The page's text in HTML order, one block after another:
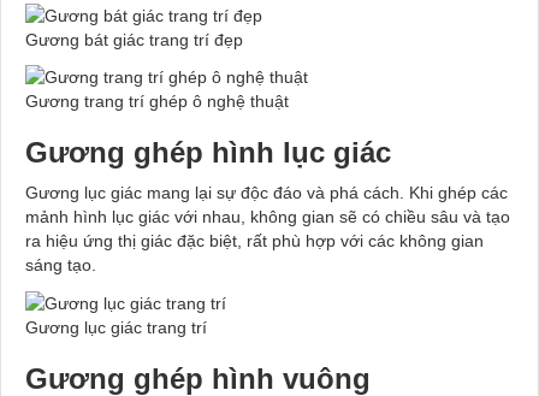
Gương bát giác trang trí đẹp
Gương trang trí ghép ô nghệ thuật
Gương ghép hình lục giác
Gương lục giác mang lại sự độc đáo và phá cách. Khi ghép các
mảnh hình lục giác với nhau, không gian sẽ có chiều sâu và tạo
ra hiệu ứng thị giác đặc biệt, rất phù hợp với các không gian
sáng tạo.
Gương lục giác trang trí
Gương ghép hình vuông